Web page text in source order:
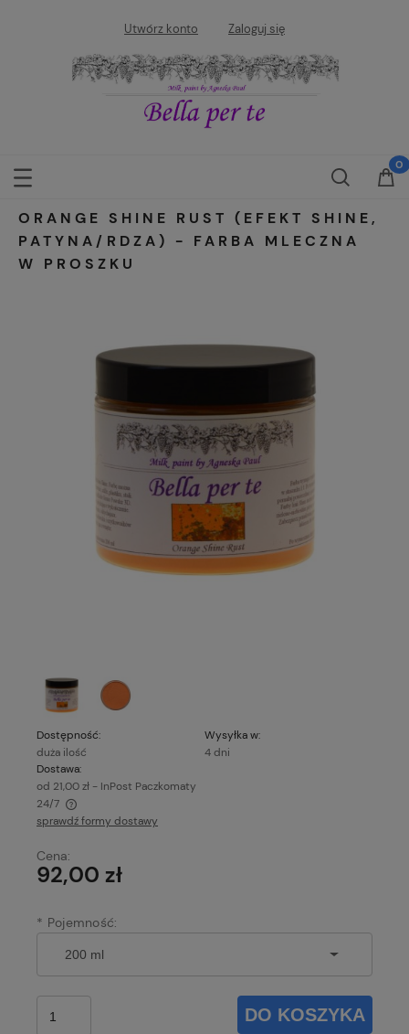
Utwórz konto Zaloguj się
ORANGE SHINE RUST (EFEKT SHINE,
PATYNA/RDZA) - FARBA MLECZNA
W PROSZKU
Dostępność:
duża ilość
Wysyłka w:
4 dni
Dostawa:
od 21,00 zł - InPost Paczkomaty
24/7
Cena nie zawiera ewentualnych kosztów płatności
sprawdź formy dostawy
Cena:
92,00 zł
* Pojemność:
DO KOSZYKA